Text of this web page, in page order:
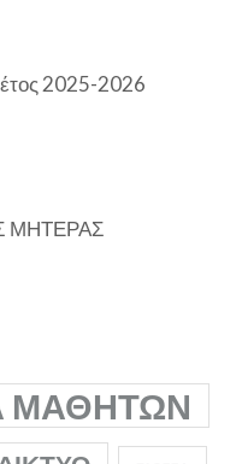
έτος 2025-2026
ΜΗΤΕΡΑΣ
ΜΑΘΗΤΏΝ